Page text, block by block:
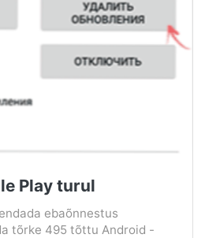
Play turul
ebaõnnestus
tõrke 495 tõttu Android -